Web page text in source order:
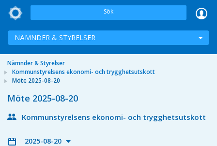
Sök
NÄMNDER & STYRELSER
Nämnder & Styrelser
Kommunstyrelsens ekonomi- och trygghetsutskott
Möte 2025-08-20
Möte 2025-08-20
Kommunstyrelsens ekonomi- och trygghetsutskott
2025-08-20